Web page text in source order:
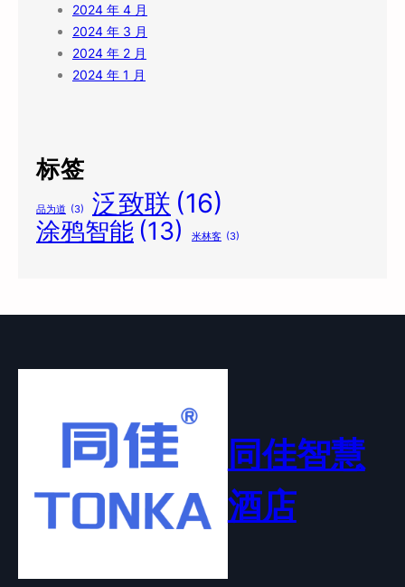
2024 年 4 月
2024 年 3 月
2024 年 2 月
2024 年 1 月
标签
品为道 (3) 泛致联 (16)
涂鸦智能 (13) 米林客 (3)
同佳智慧
酒店